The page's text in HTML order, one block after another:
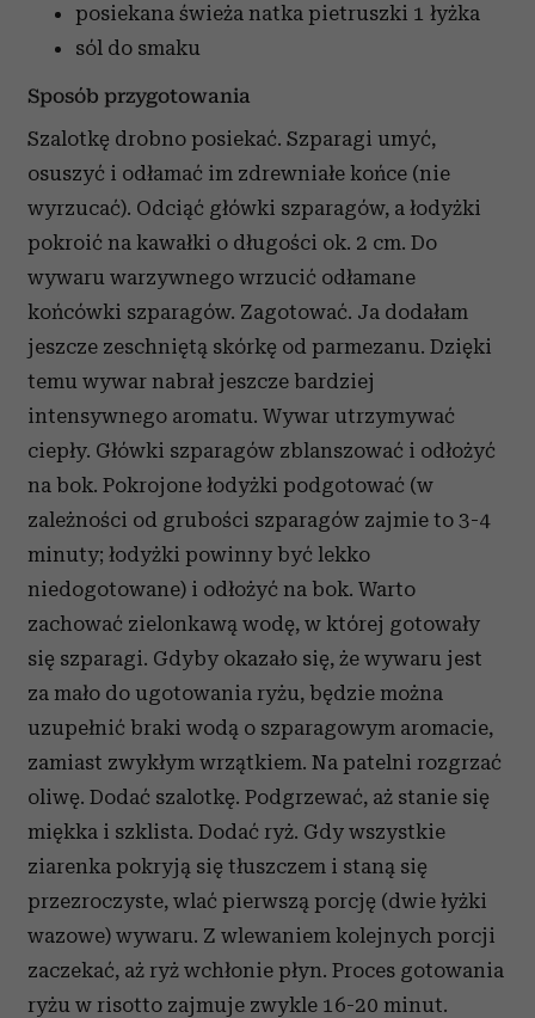
posiekana świeża natka pietruszki 1 łyżka
sól do smaku
Sposób przygotowania
Szalotkę drobno posiekać. Szparagi umyć,
osuszyć i odłamać im zdrewniałe końce (nie
wyrzucać). Odciąć główki szparagów, a łodyżki
pokroić na kawałki o długości ok. 2 cm. Do
wywaru warzywnego wrzucić odłamane
końcówki szparagów. Zagotować. Ja dodałam
jeszcze zeschniętą skórkę od parmezanu. Dzięki
temu wywar nabrał jeszcze bardziej
intensywnego aromatu. Wywar utrzymywać
ciepły. Główki szparagów zblanszować i odłożyć
na bok. Pokrojone łodyżki podgotować (w
zależności od grubości szparagów zajmie to 3-4
minuty; łodyżki powinny być lekko
niedogotowane) i odłożyć na bok. Warto
zachować zielonkawą wodę, w której gotowały
się szparagi. Gdyby okazało się, że wywaru jest
za mało do ugotowania ryżu, będzie można
uzupełnić braki wodą o szparagowym aromacie,
zamiast zwykłym wrzątkiem. Na patelni rozgrzać
oliwę. Dodać szalotkę. Podgrzewać, aż stanie się
miękka i szklista. Dodać ryż. Gdy wszystkie
ziarenka pokryją się tłuszczem i staną się
przezroczyste, wlać pierwszą porcję (dwie łyżki
wazowe) wywaru. Z wlewaniem kolejnych porcji
zaczekać, aż ryż wchłonie płyn. Proces gotowania
ryżu w risotto zajmuje zwykle 16-20 minut.